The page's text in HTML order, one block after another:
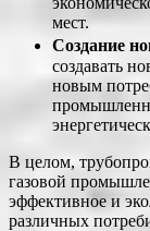
мест.
Создание
создавать
новым
В целом,
газовой
эффективное и
различных